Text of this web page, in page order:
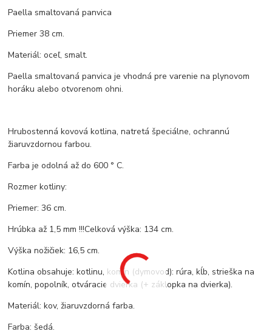
Paella smaltovaná panvica
Priemer 38 cm.
Materiál: oceľ, smalt.
Paella smaltovaná panvica je vhodná pre varenie na plynovom
horáku alebo otvorenom ohni.
Hrubostenná kovová kotlina, natretá špeciálne, ochrannú
žiaruvzdornou farbou.
Farba je odolná až do 600 ° C.
Rozmer kotliny:
Priemer: 36 cm.
Hrúbka až 1,5 mm !!!Celková výška: 134 cm.
Výška nožičiek: 16,5 cm.
Kotlina obsahuje: kotlinu, komín (dymovod): rúra, kĺb, strieška na
komín, popolník, otváracie dvierka (+ záklopka na dvierka).
Materiál: kov, žiaruvzdorná farba.
Farba: šedá.